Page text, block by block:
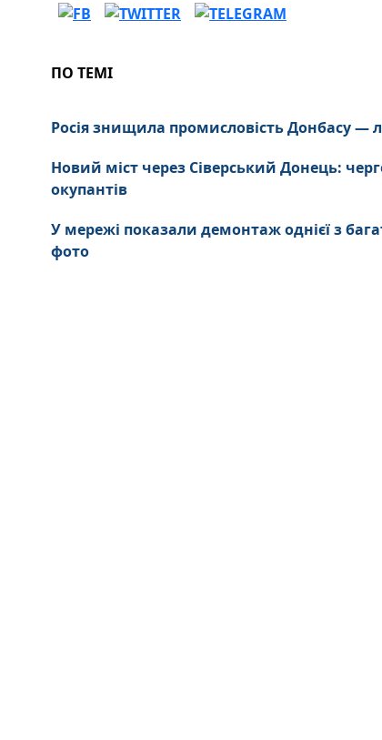
ПО ТЕМІ
Росія знищила промисловість Донбасу
Новий міст через Сіверський Донець:
окупантів
У мережі показали демонтаж однієї з
фото